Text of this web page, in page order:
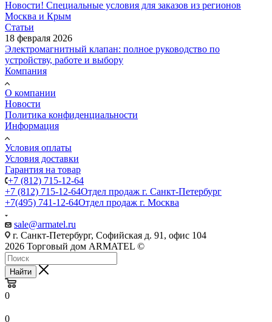
Новости! Специальные условия для заказов из регионов
Москва и Крым
Статьи
18 февраля 2026
Электромагнитный клапан: полное руководство по
устройству, работе и выбору
Компания
О компании
Новости
Политика конфиденциальности
Информация
Условия оплаты
Условия доставки
Гарантия на товар
+7 (812) 715-12-64
+7 (812) 715-12-64Отдел продаж г. Санкт-Петербург
+7(495) 741-12-64Отдел продаж г. Москва
sale@armatel.ru
г. Санкт-Петербург, Софийская д. 91, офис 104
2026 Торговый дом ARMATEL ©
Найти
0
0